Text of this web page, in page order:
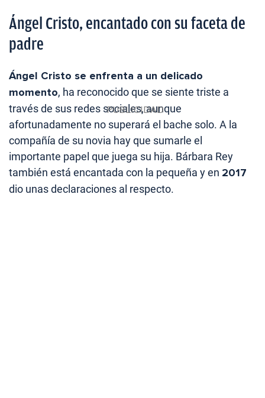
Ángel Cristo, encantado con su faceta de
padre
Ángel Cristo se enfrenta a un delicado
momento, ha reconocido que se siente triste a
través de sus redes sociales, aunque
afortunadamente no superará el bache solo. A la
compañía de su novia hay que sumarle el
importante papel que juega su hija. Bárbara Rey
también está encantada con la pequeña y en 2017
dio unas declaraciones al respecto.